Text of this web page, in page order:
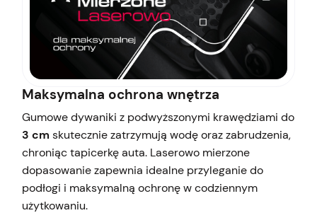
Maksymalna ochrona wnętrza
Gumowe dywaniki z podwyższonymi krawędziami do
3 cm skutecznie zatrzymują wodę oraz zabrudzenia,
chroniąc tapicerkę auta. Laserowo mierzone
dopasowanie zapewnia idealne przyleganie do
podłogi i maksymalną ochronę w codziennym
użytkowaniu.